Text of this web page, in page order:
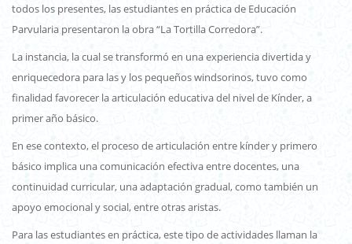
todos los presentes, las estudiantes en práctica de Educación
Parvularia presentaron la obra “La Tortilla Corredora”.
La instancia, la cual se transformó en una experiencia divertida y
enriquecedora para las y los pequeños windsorinos, tuvo como
finalidad favorecer la articulación educativa del nivel de Kínder, a
primer año básico.
En ese contexto, el proceso de articulación entre kínder y primero
básico implica una comunicación efectiva entre docentes, una
continuidad curricular, una adaptación gradual, como también un
apoyo emocional y social, entre otras aristas.
Para las estudiantes en práctica, este tipo de actividades llaman la